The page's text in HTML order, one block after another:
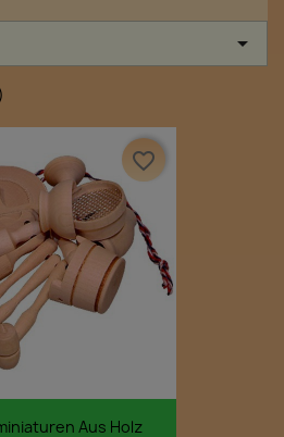

Aus Holz
favorite_border